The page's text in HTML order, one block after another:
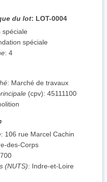
du lot: LOT-0004
spéciale
spéciale
: 4
: Marché de travaux
(cpv): 45111100
: 106 rue Marcel Cachin
des-Corps
(NUTS): Indre-et-Loire